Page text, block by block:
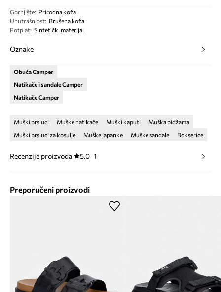
Gornjište: Prirodna koža
Unutrašnjost: Brušena koža
Potplat: Sintetički materijal
Oznake
Obuća Camper
Natikače i sandale Camper
Natikače Camper
Muški prsluci Muške natikače Muški kaputi
Muška pidžama
Muški prsluci za kosulje
Muške japanke Muške sandale Bokserice
Recenzije proizvoda 5.0 1
Preporučeni proizvodi